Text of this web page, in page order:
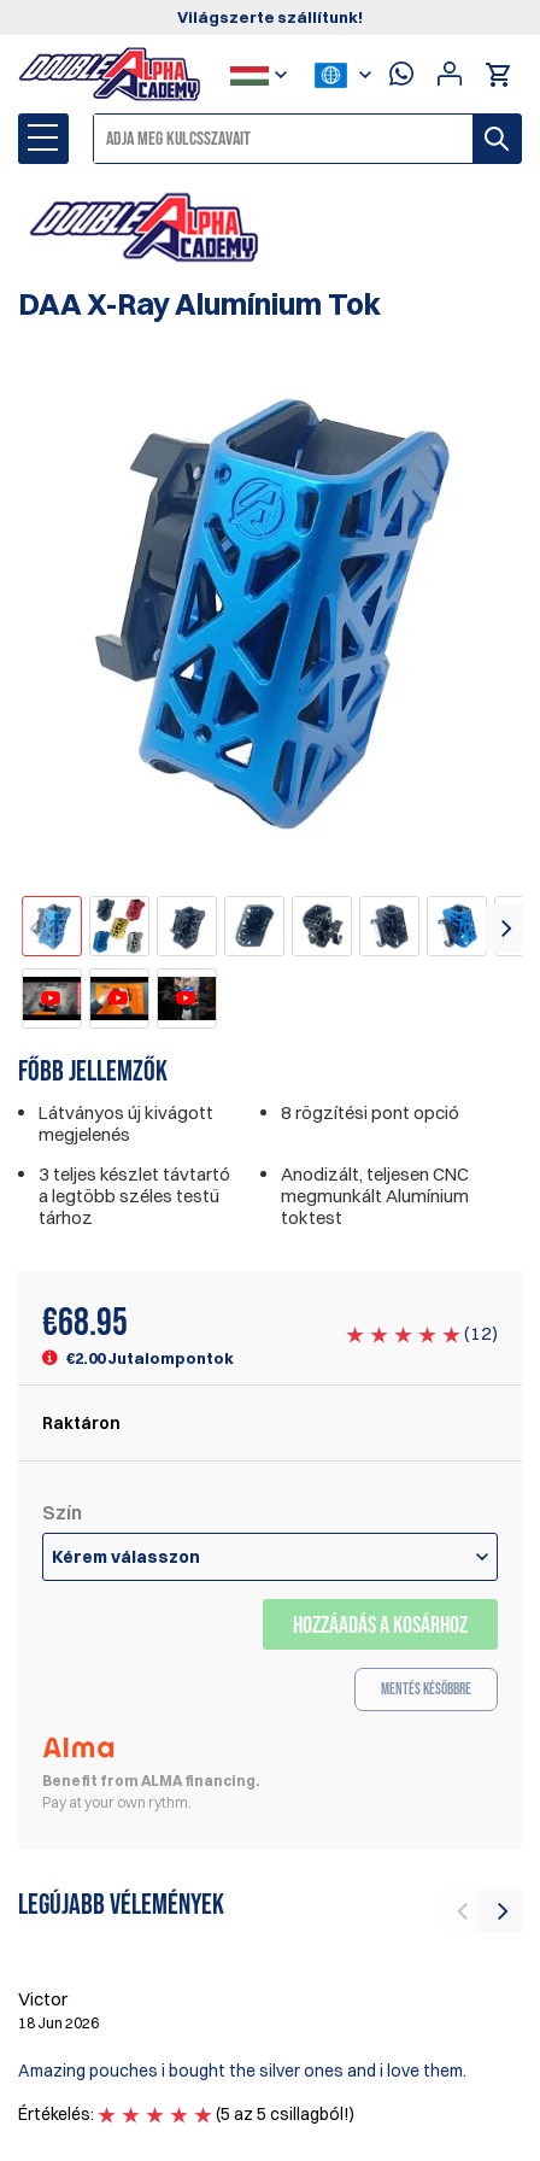
Világszerte szállítunk!
DAA X-Ray Alumínium Tok
Főbb jellemzők
Látványos új kivágott
megjelenés
8 rögzítési pont opció
3 teljes készlet távtartó
a legtöbb széles testű
tárhoz
Anodizált, teljesen CNC
megmunkált Alumínium
toktest
€68.95
€2.00 Jutalompontok
(12)
Raktáron
Szín
Kérem válasszon
HOZZÁADÁS A KOSÁRHOZ
Mentés későbbre
Benefit from ALMA financing.
Pay at your own rythm.
Legújabb vélemények
Victor
18 Jun 2026
Amazing pouches i bought the silver ones and i love them.
Értékelés:
(5 az 5 csillagból!)